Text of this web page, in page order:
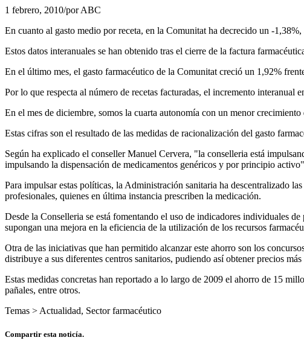
1 febrero, 2010/porABC
En cuanto al gasto medio por receta, en la Comunitat ha decrecido un -
Estos datos interanuales se han obtenido tras el cierre de la factura
En el último mes, el gasto farmacéutico de la Comunitat creció un 1,92%
Por lo que respecta al número de recetas facturadas, el incremento
En el mes de diciembre, somos la cuarta autonomía con un menor
Estas cifras son el resultado de las medidas de racionalización del gasto
Según ha explicado el conseller Manuel Cervera, "la conselleria está
impulsando la dispensación de medicamentos genéricos y por principio
Para impulsar estas políticas, la Administración sanitaria ha descentralizado
profesionales, quienes en última instancia prescriben la medicación.
Desde la Conselleria se está fomentando el uso de indicadores individuales
supongan una mejora en la eficiencia de la utilización de los recursos
Otra de las iniciativas que han permitido alcanzar este ahorro son los
distribuye a sus diferentes centros sanitarios, pudiendo así obtener precios
Estas medidas concretas han reportado a lo largo de 2009 el ahorro de 15
pañales, entre otros.
Temas > Actualidad, Sector farmacéutico
Compartir esta noticía.